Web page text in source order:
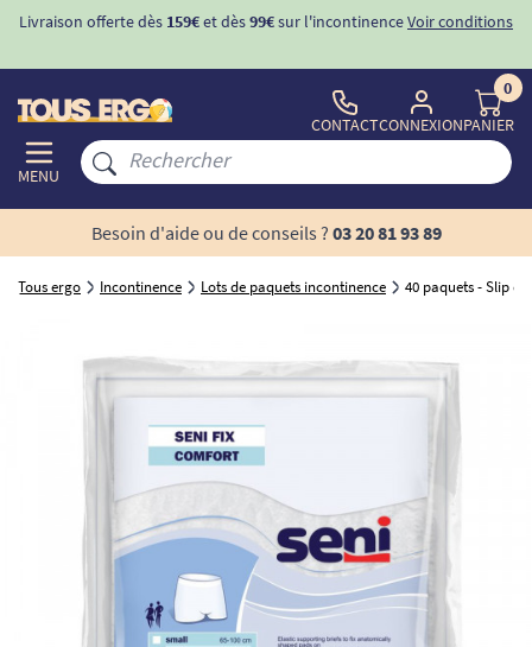
Livraison offerte dès 159€et dès99€sur l'incontinenceVoir conditions
MENU
CONTACTCONNEXION
0
PANIER
Besoin d'aide ou de conseils ? 03 20 81 93 89
Tous ergo Incontinence Lots de paquets incontinence 40 paquets - Slip de